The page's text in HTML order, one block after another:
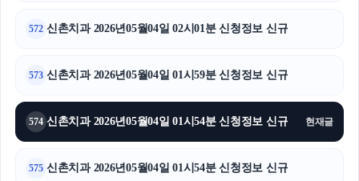
572 신촌치과 2026년05월04일 02시01분 신청정보 신규
573 신촌치과 2026년05월04일 01시59분 신청정보 신규
574 신촌치과 2026년05월04일 01시54분 신청정보 신규 현재글
575 신촌치과 2026년05월04일 01시54분 신청정보 신규